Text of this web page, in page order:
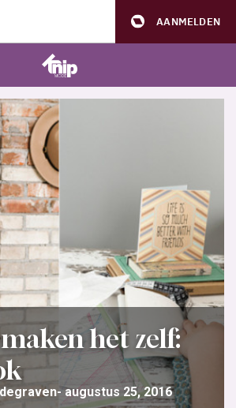
AANMELDEN
het zelf:
augustus 25, 2016